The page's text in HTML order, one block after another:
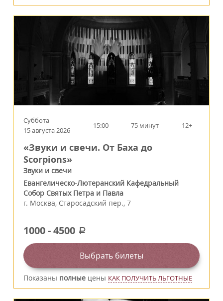
Суббота
15 августа 2026
15:00 75 минут 12+
«Звуки и свечи. От Баха до
Scorpions»
Звуки и свечи
Евангелическо-Лютеранский Кафедральный
Собор Святых Петра и Павла
г. Москва, Старосадский пер., 7
1000-4500 a
Выбрать билеты
Показаны полные цены КАК ПОЛУЧИТЬ ЛЬГОТНЫЕ